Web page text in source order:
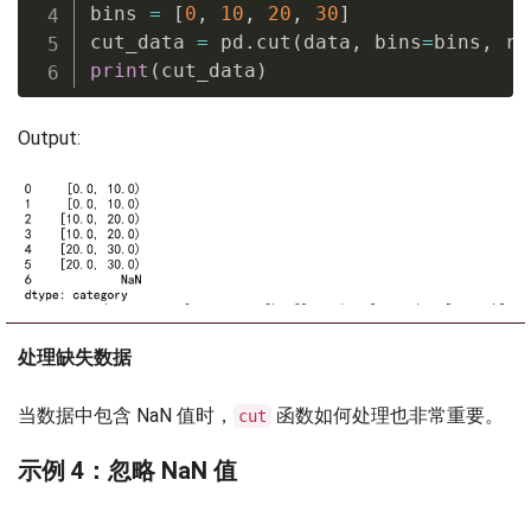
bins = [ 0 , 10 , 20 , 30]
cut_data = pd . cut ( data , bins=bins ,
print ( cut_data )
Output:
处理缺失数据
当数据中包含 NaN 值时， cut 函数如何处理也非常重要。
示例 4：忽略 NaN 值